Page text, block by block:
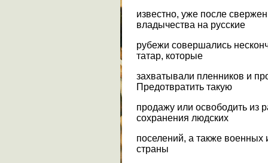
известно, уже после
владычества на русские
рубежи совершались
татар, которые
захватывали пленников и
Предотвратить такую
продажу или освободить из
сохранения людских
поселений, а также
страны